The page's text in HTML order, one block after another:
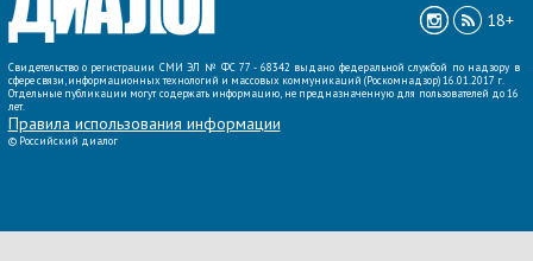
18+
Свидетельство о регистрации СМИ ЭЛ № ФС 77 - 68342 выдано федеральной службой по надзору в
сфере связи, информационных технологий и массовых коммуникаций (Роскомнадзор) 16.01.2017 г.
Отдельные публикации могут содержать информацию, не предназначенную для пользователей до 16
лет.
Правила использования информации
© Российский диалог